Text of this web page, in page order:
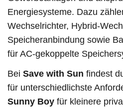
Energiesysteme. Dazu
Wechselrichter, Hybrid-
Speicheranbindung sowie
für AC-gekoppelte
Bei Save with Sun findest
für unterschiedlichste
Sunny Boy für kleinere